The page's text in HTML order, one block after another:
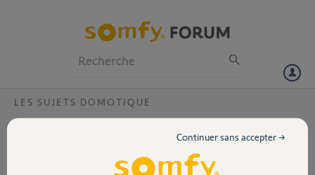
Volet
LES SUJETS DOMOTIQUE
Caméra OC100 et Tahoma ?
J'ai bine installé la caméra OC100 sur l'application Tahoma, son
Continuer sans accepter →